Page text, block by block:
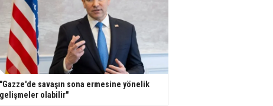
"Gazze'de savaşın sona ermesine yönelik
gelişmeler olabilir"